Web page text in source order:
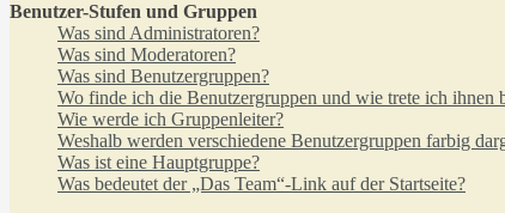
Benutzer-Stufen und Gruppen
Was sind Administratoren?
Was sind Moderatoren?
Was sind Benutzergruppen?
Wo finde ich die Benutzergruppen und wie trete ich ihnen
Wie werde ich Gruppenleiter?
Weshalb werden verschiedene Benutzergruppen farbig
Was ist eine Hauptgruppe?
Was bedeutet der „Das Team“-Link auf der Startseite?